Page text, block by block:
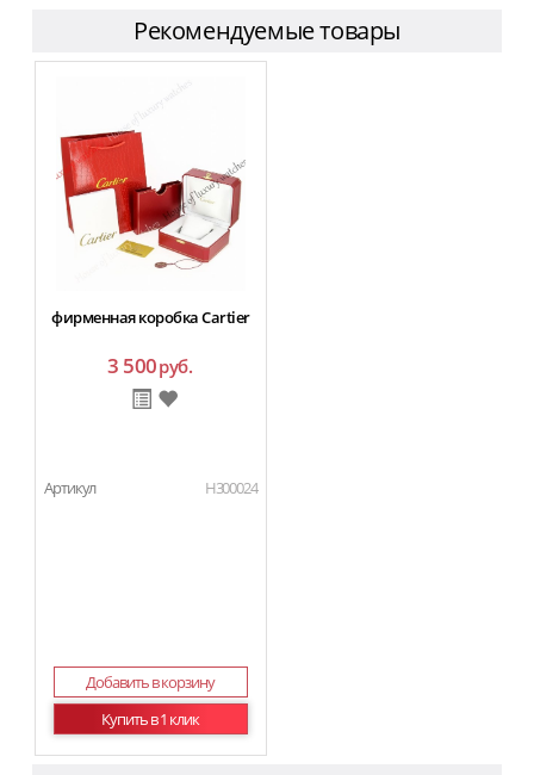
Рекомендуемые товары
фирменная коробка Cartier
3 500руб.
Артикул H300024
Добавить в корзину
Купить в 1 клик